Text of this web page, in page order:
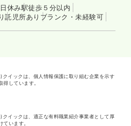
休み駅徒歩５分以内
託児所あり ブランク・未経験可
イックは、個人情報保護に取り組む企業を示す
得しています。
イックは、適正な有料職業紹介事業者として厚
ています。